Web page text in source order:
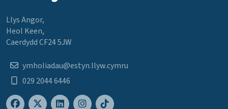
Llys Angor,
Heol Keen,
Caerdydd CF24 5JW
ymholiadau@estyn.llyw.cymru
029 2044 6446